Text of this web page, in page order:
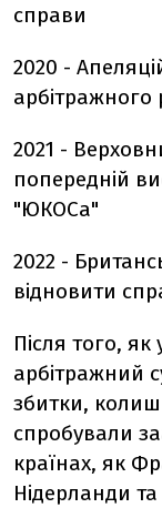
справи
2020 -
арбітражного
2021 -
попередній
"ЮКОСа"
2022 -
відновити
Після того, як
арбітражний
збитки,
спробували
країнах, як
Нідерланди та